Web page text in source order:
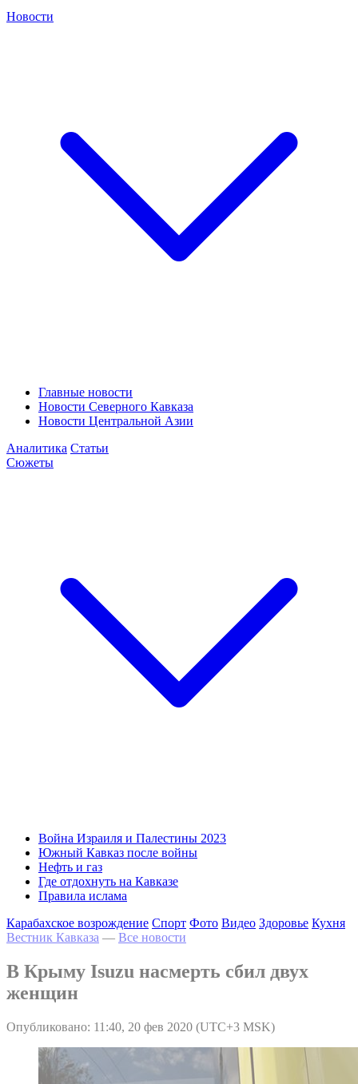
Новости
Главные новости
Новости Северного Кавказа
Новости Центральной Азии
Аналитика Статьи
Сюжеты
Война Израиля и Палестины 2023
Южный Кавказ после войны
Нефть и газ
Где отдохнуть на Кавказе
Правила ислама
Карабахское возрождение Спорт Фото Видео Здоровье Кухня
Вестник Кавказа — Все новости
В Крыму Isuzu насмерть сбил двух
женщин
Опубликовано: 11:40, 20 фев 2020 (UTC+3 MSK)